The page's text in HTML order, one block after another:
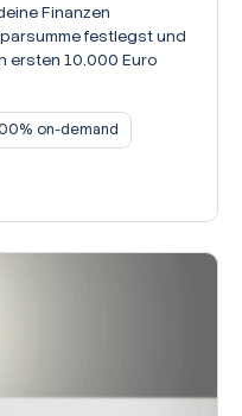
Finanzen
festlegst und
ersten 10.000 Euro
on-demand